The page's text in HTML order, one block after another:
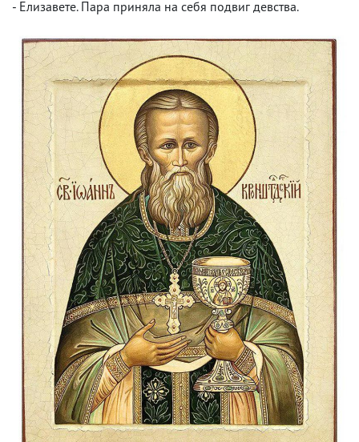
- Елизавете. Пара приняла на себя подвиг девства.